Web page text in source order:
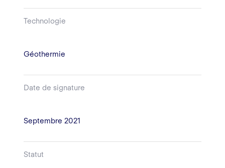
Technologie
Géothermie
Date de signature
Septembre 2021
Statut